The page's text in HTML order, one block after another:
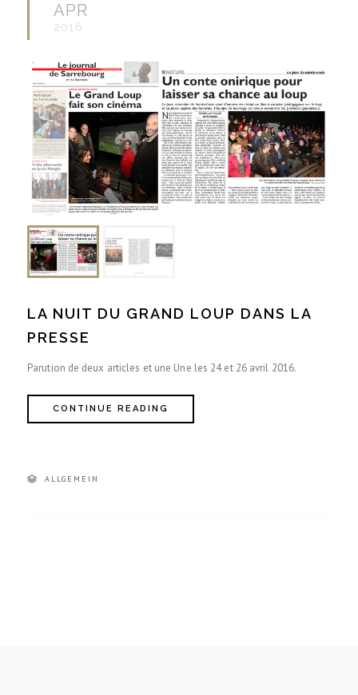
APR
2016
LA NUIT DU GRAND LOUP DANS LA
PRESSE
Parution de deux articles et une Une les 24 et 26 avril 2016.
CONTINUE READING
ALLGEMEIN